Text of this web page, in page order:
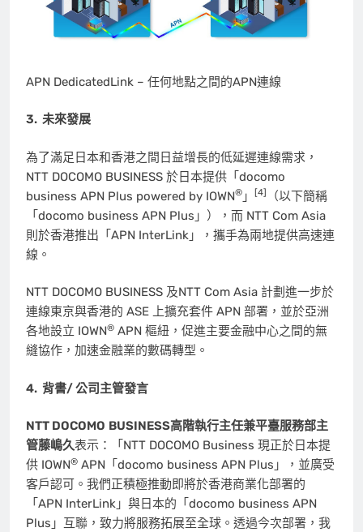
APN DedicatedLink – 任何地點之間的APN連線
3. 未來發展
為了滿足日本和香港之間日益增長的低延遲連線需求，
NTT DOCOMO BUSINESS 於日本提供「docomo
business APN Plus powered by IOWN® 」 [4]
（以下簡稱
「docomo business APN Plus」），而 NTT Com Asia
則於香港推出「APN InterLink」，攜手為兩地提供高速連
線。
NTT DOCOMO BUSINESS 及NTT Com Asia 計劃進一步於
連線東京與香港的 ASE 上擴充套件 APN 部署，並於亞洲
各地設立 IOWN® APN 樞紐，促進主要金融中心之間的無
縫協作，加速金融業的數碼轉型。
4. 背書/公司主管發言
NTT DOCOMO BUSINESS高階執行主任兼平臺服務部主
管藤嶋久表示：「NTT DOCOMO Business 現正於日本提
供 IOWN® APN「docomo business APN Plus」，並廣受
客戶認可。我們正積極推動即將於香港商業化部署的
「APN InterLink」與日本的「docomo business APN
Plus」互聯，致力將服務拓展至全球。透過今次部署，我